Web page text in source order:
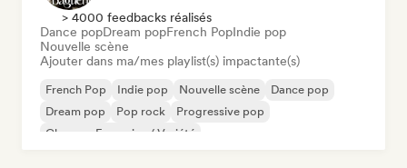
> 4000 feedbacks réalisés
Dance popDream popFrench PopIndie pop
Nouvelle scène
Ajouter dans ma/mes playlist(s) impactante(s)
French Pop Indie pop Nouvelle scène
Dance pop
Dream pop
Pop rock
Progressive pop
Chanson Française / Variété